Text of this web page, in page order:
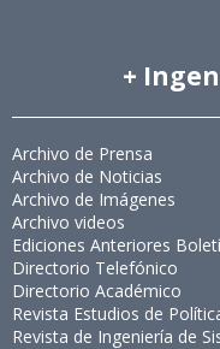
+
Archivo de Prensa
Archivo de Noticias
Archivo de Imágenes
Archivo videos
Ediciones Anteriores
Directorio Telefónico
Directorio Académico
Revista Estudios de
Revista de Ingeniería de